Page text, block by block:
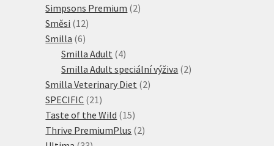
produktů
Simpsons Premium 22
Směsi 1212
Smilla 66
produktů
Smilla Adult 44
produkty
Smilla Adult speciální výživa 22
Smilla Veterinary Diet 22
SPECIFIC 21 21
produktů
Taste of the Wild 1515
produktů
Thrive PremiumPlus 22